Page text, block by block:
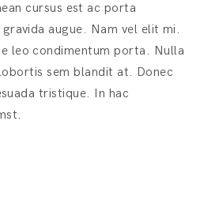
cursus est ac porta
augue. Nam vel elit mi.
leo condimentum porta. Nulla
sem blandit at. Donec
tristique. In hac